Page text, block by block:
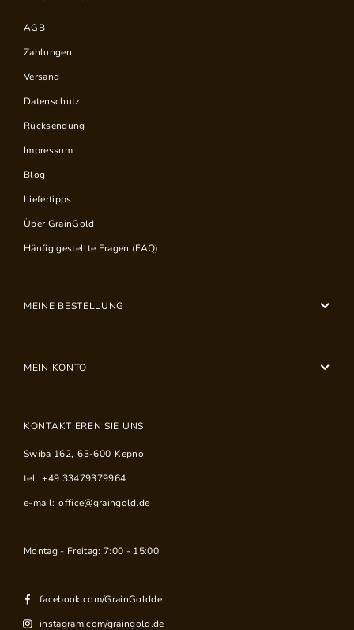
AGB
Zahlungen
Versand
Datenschutz
Rücksendung
Impressum
Blog
Liefertipps
Über GrainGold
Häufig gestellte Fragen (FAQ)
MEINE BESTELLUNG
MEIN KONTO
KONTAKTIEREN SIE UNS
Swiba 162, 63-600 Kepno
tel. +49 33479379964
e-mail: office@graingold.de
Montag - Freitag: 7:00 - 15:00
facebook.com/GrainGoldde
instagram.com/graingold.de